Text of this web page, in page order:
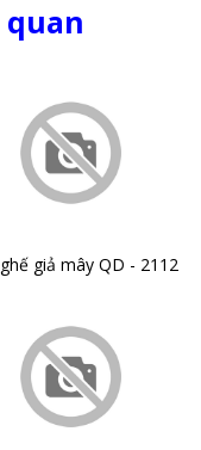
giả mây QD - 2112